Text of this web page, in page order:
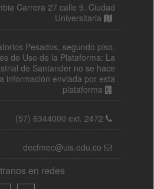
Carrera 27 calle 9. Ciudad
Universitaria
Pesados, segundo piso.
de Uso de la Plataforma: La
de Santander no se hace
información enviada por esta
plataforma
(57) 6344000 ext. 2472
decfmec@uis.edu.co
en redes